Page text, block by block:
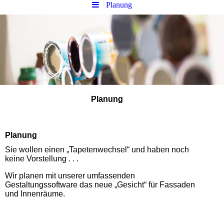
Planung
Planung
Planung
Sie wollen einen „Tapetenwechsel“ und haben noch
keine Vorstellung . . .
Wir planen mit unserer umfassenden
Gestaltungssoftware das neue „Gesicht“ für Fassaden
und Innenräume.